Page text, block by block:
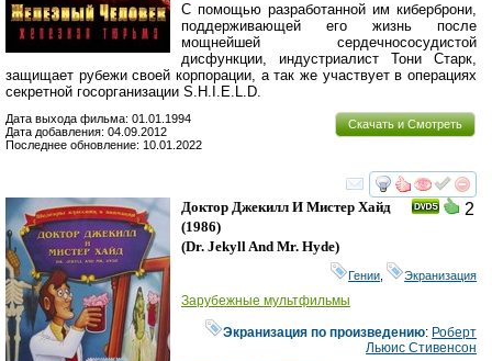
С помощью разработанной им киберброни,
поддерживающей его жизнь после
мощнейшей сердечнососудистой
дисфункции, индустриалист Тони Старк,
защищает рубежи своей корпорации, а так же участвует в операциях
секретной госорганизации S.H.I.E.L.D.
Скачать и Смотреть
Дата выхода фильма: 01.01.1994
Дата добавления: 04.09.2012
Последнее обновление: 10.01.2022
смотреть
2
Доктор Джекилл И Мистер Хайд
(1986)
(Dr. Jekyll And Mr. Hyde)
Гении Экранизация
Зарубежные мультфильмы
Экранизация по произведению: Роберт
Льюис Стивенсон